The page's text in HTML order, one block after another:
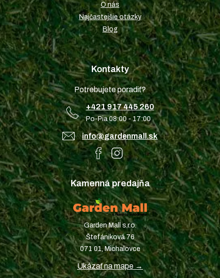
O nás
Najčastejšie otázky
Blog
Kontakty
Potrebujete poradiť?
+421 917 445 260
Po-Pia 08:00 - 17:00
info@gardenmall.sk
Kamenná predajňa
Garden Mall s.r.o.
Štefániková 76
071 01, Michalovce
Ukázať na mape →